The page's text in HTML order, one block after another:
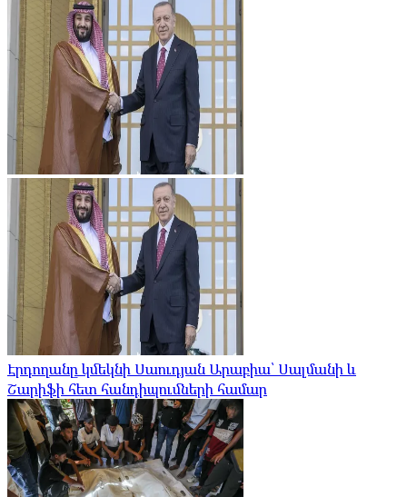
Էրդողանը կմեկնի Սաուդյան Արաբիա՝ Սալմանի և
Շարիֆի հետ հանդիպումների համար